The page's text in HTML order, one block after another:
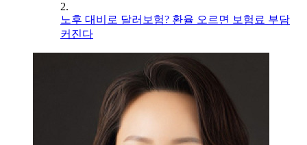
2.
노후 대비로 달러보험? 환율 오르면 보험료 부담
커진다